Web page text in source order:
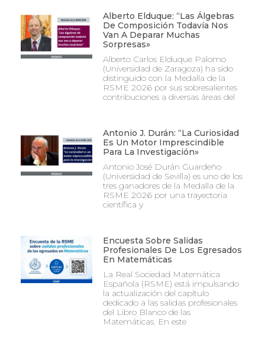
Alberto Elduque: “Las Álgebras
De Composición Todavía Nos
Van A Deparar Muchas
Sorpresas»
Alberto Carlos Elduque Palomo
(Universidad de Zaragoza) ha sido
distinguido con la Medalla de la
RSME 2026 por sus sobresalientes
contribuciones a diversas áreas del
Antonio J. Durán: “La Curiosidad
Es Un Motor Imprescindible
Para La Investigación»
Antonio José Durán Guardeño
(Universidad de Sevilla) es uno de los
tres ganadores de la Medalla de la
RSME 2026 por una trayectoria
científica y
Encuesta Sobre Salidas
Profesionales De Los Egresados
En Matemáticas
La Real Sociedad Matemática
Española (RSME) está impulsando
la actualización del capítulo
dedicado a las salidas profesionales
del Libro Blanco de las
Matemáticas. En este